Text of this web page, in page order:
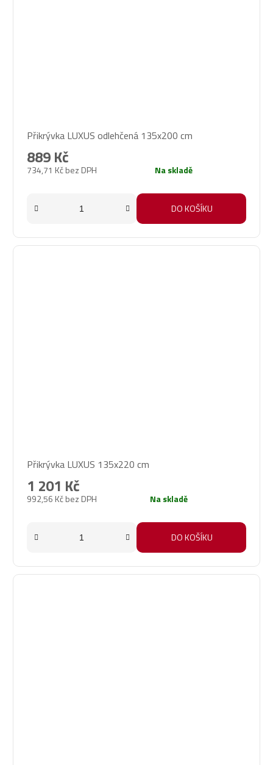
Přikrývka LUXUS odlehčená 135x200 cm
734,71 Kč bez DPH
889 Kč
Na skladě
DO KOŠÍKU
hodnocení
produktu
je
Přikrývka LUXUS 135x220 cm
992,56 Kč bez DPH
1 201 Kč
Na skladě
DO KOŠÍKU